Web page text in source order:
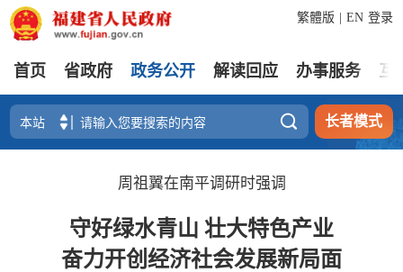
登录
繁體版 EN
首页 省政府 政务公开 解读回应 办事服务 互
 长者模式
周祖翼在南平调研时强调
守好绿水青山 壮大特色产业
奋力开创经济社会发展新局面